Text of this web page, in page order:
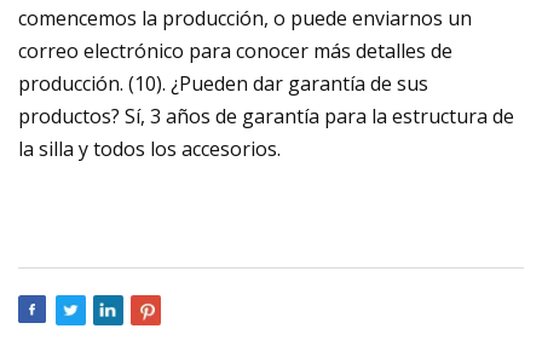
comencemos la producción, o puede enviarnos un
correo electrónico para conocer más detalles de
producción. (10). ¿Pueden dar garantía de sus
productos? Sí, 3 años de garantía para la estructura de
la silla y todos los accesorios.